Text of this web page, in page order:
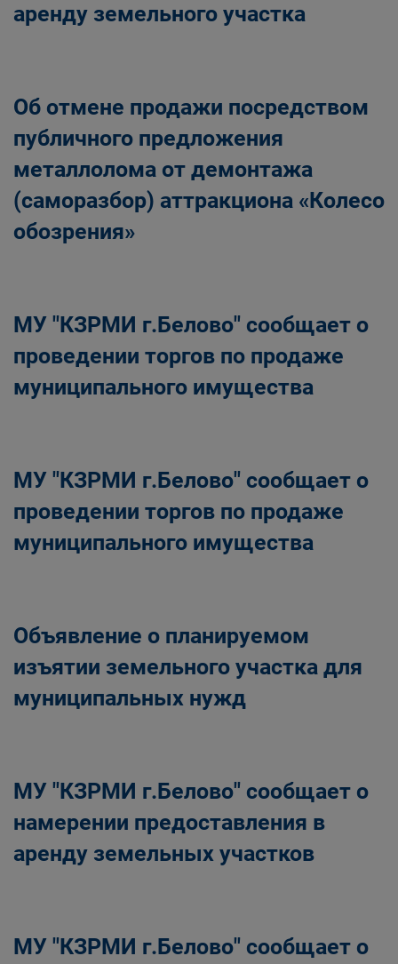
аренду земельного участка
Об отмене продажи посредством
публичного предложения
металлолома от демонтажа
(саморазбор) аттракциона «Колесо
обозрения»
МУ "КЗРМИ г.Белово" сообщает о
проведении торгов по продаже
муниципального имущества
МУ "КЗРМИ г.Белово" сообщает о
проведении торгов по продаже
муниципального имущества
Объявление о планируемом
изъятии земельного участка для
муниципальных нужд
МУ "КЗРМИ г.Белово" сообщает о
намерении предоставления в
аренду земельных участков
МУ "КЗРМИ г.Белово" сообщает о